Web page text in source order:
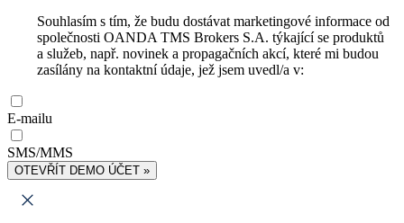
Souhlasím s tím, že budu dostávat marketingové informace od
společnosti OANDA TMS Brokers S.A. týkající se produktů
a služeb, např. novinek a propagačních akcí, které mi budou
zasílány na kontaktní údaje, jež jsem uvedl/a v:
E-mailu
SMS/MMS
OTEVŘÍT DEMO ÚČET »